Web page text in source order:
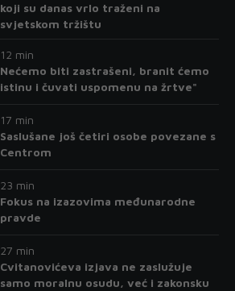
koji su danas vrlo traženi na
svjetskom tržištu
12 min
Nećemo biti zastrašeni, branit ćemo
istinu i čuvati uspomenu na žrtve"
17 min
Saslušane još četiri osobe povezane s
Centrom
23 min
Fokus na izazovima međunarodne
pravde
27 min
Cvitanovićeva izjava ne zaslužuje
samo moralnu osudu, već i zakonsku